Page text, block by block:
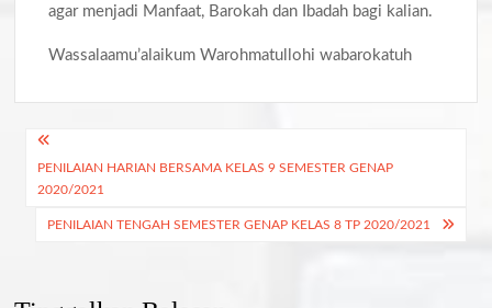
agar menjadi Manfaat, Barokah dan Ibadah bagi kalian.
Wassalaamu’alaikum Warohmatullohi wabarokatuh
Navigasi
pos
PENILAIAN HARIAN BERSAMA KELAS 9 SEMESTER GENAP
2020/2021
PENILAIAN TENGAH SEMESTER GENAP KELAS 8 TP 2020/2021